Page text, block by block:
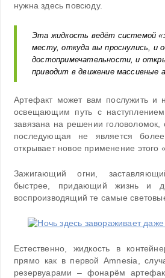
нужна здесь повсюду.
Эта жидкость ведёт системой
месту, откуда вы проснулись, и
достопримечательности, и
приводит в движение массивные
Артефакт может вам послужить и
освещающим путь с
завязана на решении головоломок,
последующая не является
открывает новое применение этого
Зажигающий огни,
быстрее, придающий жизнь и
воспроизводящий те самые
Естественно, жидкость в
прямо как в первой Amnesia,
резервуарами – фонарём